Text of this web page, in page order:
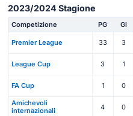
2023/2024 Stagione
Competizione PG Gl
Premier League 33 3
League Cup 3 1
FA Cup 1 0
Amichevoli
internazionali
4 0